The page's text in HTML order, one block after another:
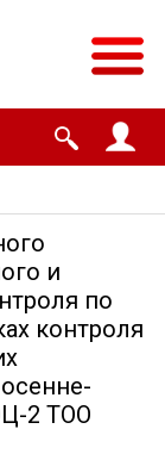
и
по
контроля
2 ТОО